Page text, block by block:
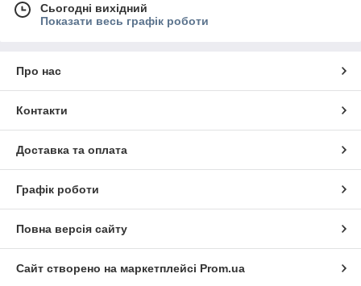
Сьогодні вихідний
Показати весь графік роботи
Про нас
Контакти
Доставка та оплата
Графік роботи
Повна версія сайту
Сайт створено на маркетплейсі Prom.ua